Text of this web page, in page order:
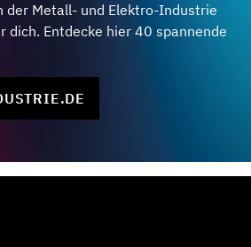
der Metall- und Elektro-Industrie
dich. Entdecke hier 40 spannende